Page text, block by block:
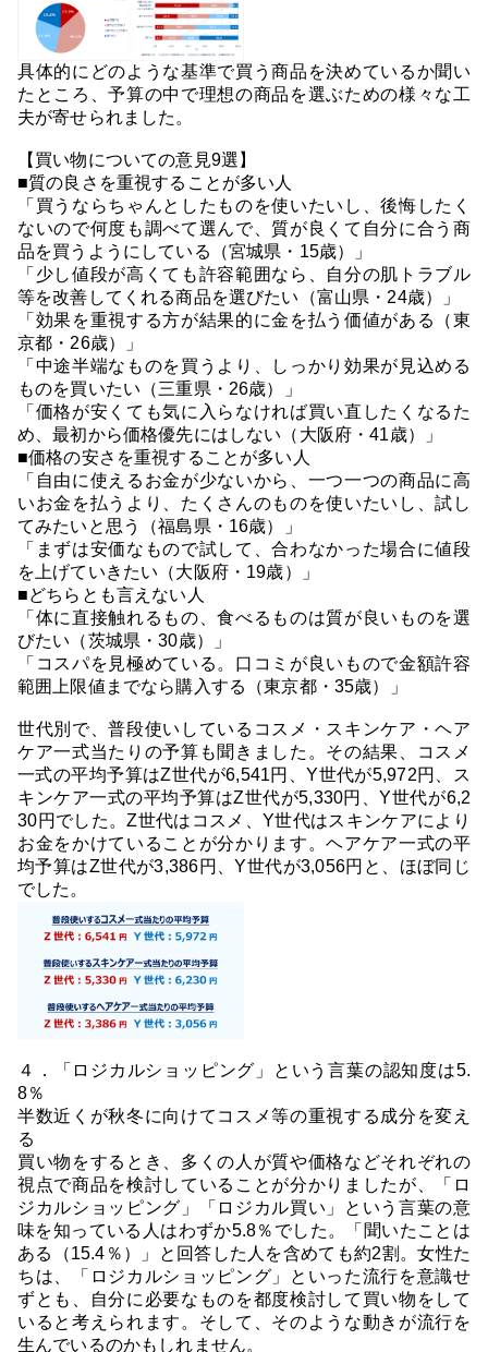
具体的にどのような基準で買う商品を決めているか聞い
たところ、予算の中で理想の商品を選ぶための様々な工
夫が寄せられました。
【買い物についての意見9選】
■質の良さを重視することが多い人
「買うならちゃんとしたものを使いたいし、後悔したく
ないので何度も調べて選んで、質が良くて自分に合う商
品を買うようにしている（宮城県・15歳）」
「少し値段が高くても許容範囲なら、自分の肌トラブル
等を改善してくれる商品を選びたい（富山県・24歳）」
「効果を重視する方が結果的に金を払う価値がある（東
京都・26歳）」
「中途半端なものを買うより、しっかり効果が見込める
ものを買いたい（三重県・26歳）」
「価格が安くても気に入らなければ買い直したくなるた
め、最初から価格優先にはしない（大阪府・41歳）」
■価格の安さを重視することが多い人
「自由に使えるお金が少ないから、一つ一つの商品に高
いお金を払うより、たくさんのものを使いたいし、試し
てみたいと思う（福島県・16歳）」
「まずは安価なもので試して、合わなかった場合に値段
を上げていきたい（大阪府・19歳）」
■どちらとも言えない人
「体に直接触れるもの、食べるものは質が良いものを選
びたい（茨城県・30歳）」
「コスパを見極めている。口コミが良いもので金額許容
範囲上限値までなら購入する（東京都・35歳）」
世代別で、普段使いしているコスメ・スキンケア・ヘア
ケア一式当たりの予算も聞きました。その結果、コスメ
一式の平均予算はZ世代が6,541円、Y世代が5,972円、ス
キンケア一式の平均予算はZ世代が5,330円、Y世代が6,2
30円でした。Z世代はコスメ、Y世代はスキンケアにより
お金をかけていることが分かります。ヘアケア一式の平
均予算はZ世代が3,386円、Y世代が3,056円と、ほぼ同じ
でした。
４．「ロジカルショッピング」という言葉の認知度は5.
8％
半数近くが秋冬に向けてコスメ等の重視する成分を変え
る
買い物をするとき、多くの人が質や価格などそれぞれの
視点で商品を検討していることが分かりましたが、「ロ
ジカルショッピング」「ロジカル買い」という言葉の意
味を知っている人はわずか5.8％でした。「聞いたことは
ある（15.4％）」と回答した人を含めても約2割。女性た
ちは、「ロジカルショッピング」といった流行を意識せ
ずとも、自分に必要なものを都度検討して買い物をして
いると考えられます。そして、そのような動きが流行を
生んでいるのかもしれません。